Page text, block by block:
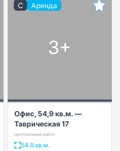
C Аренда
3+
Офис, 54,9 кв.м. —
Таврическая 17
Центральный район
54.9 кв.м.